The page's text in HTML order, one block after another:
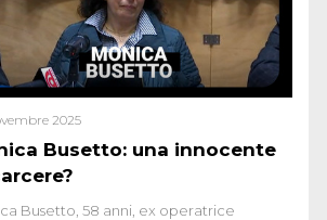
Busetto: una innocente
2025
Busetto, 58 anni, ex operatrice